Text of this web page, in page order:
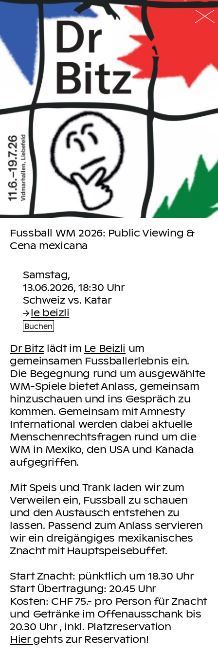
Fussball WM 2026: Public Viewing &
Cena mexicana
Samstag,
13.06.2026, 18:30 Uhr
Schweiz vs. Katar
le beizli
Buchen
Dr Bitz lädt im Le Beizli um
gemeinsamen Fussballerlebnis ein.
Die Begegnung rund um ausgewählte
WM-Spiele bietet Anlass, gemeinsam
hinzuschauen und ins Gespräch zu
kommen. Gemeinsam mit Amnesty
International werden dabei aktuelle
Menschenrechtsfragen rund um die
WM in Mexiko, den USA und Kanada
aufgegriffen.
Mit Speis und Trank laden wir zum
Verweilen ein, Fussball zu schauen
und den Austausch entstehen zu
lassen. Passend zum Anlass servieren
wir ein dreigängiges mexikanisches
Znacht mit Hauptspeisebuffet.
Start Znacht: pünktlich um 18.30 Uhr
Start Übertragung: 20.45 Uhr
Kosten: CHF 75.- pro Person für Znacht
und Getränke im Offenausschank bis
20.30 Uhr , inkl. Platzreservation
Hiergehts zur Reservation!